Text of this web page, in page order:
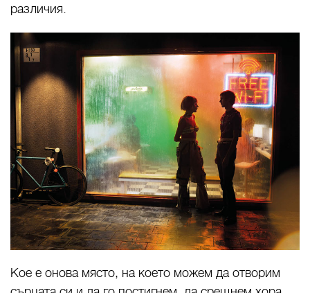
различия.
Кое е онова място, на което можем да отворим